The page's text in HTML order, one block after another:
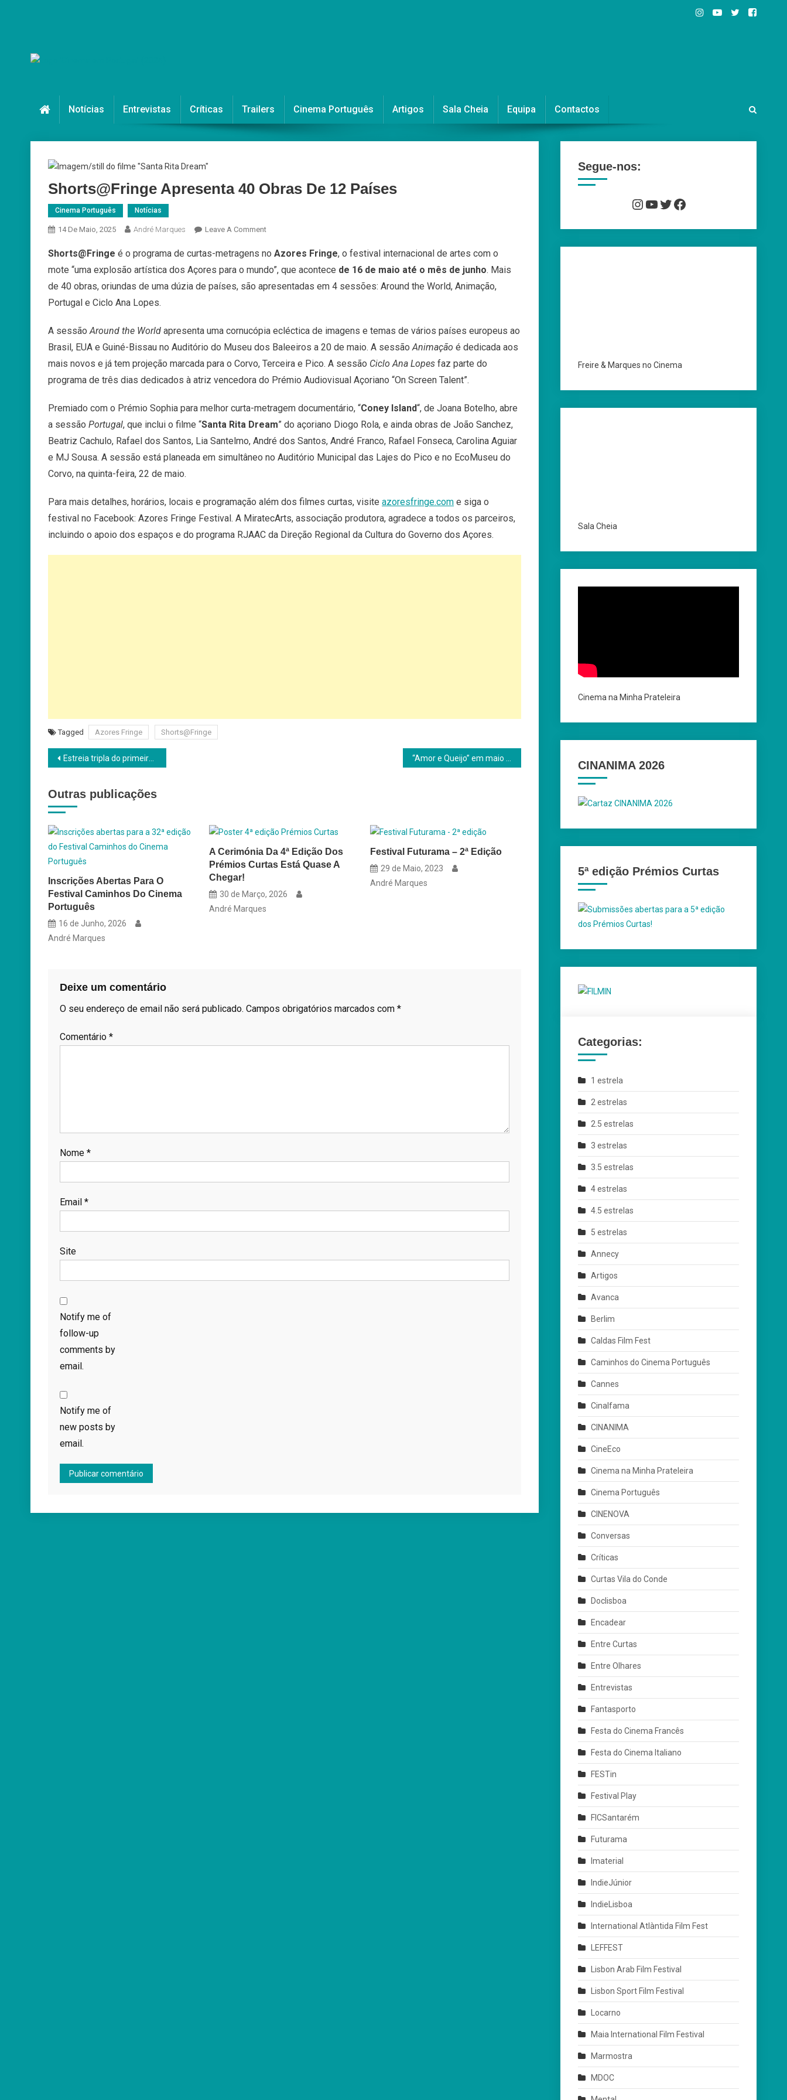
Notícias Entrevistas Críticas Trailers Cinema Português Artigos Sala Cheia Equipa Contactos
Shorts@Fringe Apresenta 40 Obras De 12 Países
Cinema Português Notícias
14 De Maio, 2025 André Marques Leave A CommentOn
Apresenta
40
Obras
Shorts@Fringe é o programa de curtas-metragens no Azores Fringe, o festival internacional de artes com o
mote “uma explosão artística dos Açores para o mundo”, que acontece de 16 de maio até o mês de junho. Mais
de 40 obras, oriundas de uma dúzia de países, são apresentadas em 4 sessões: Around the World, Animação,
Portugal e Ciclo Ana Lopes.
A sessão Around the World apresenta uma cornucópia ecléctica de imagens e temas de vários países europeus ao
Brasil, EUA e Guiné-Bissau no Auditório do Museu dos Baleeiros a 20 de maio. A sessão Animação é dedicada aos
mais novos e já tem projeção marcada para o Corvo, Terceira e Pico. A sessão Ciclo Ana Lopes faz parte do
programa de três dias dedicados à atriz vencedora do Prémio Audiovisual Açoriano “On Screen Talent”.
Premiado com o Prémio Sophia para melhor curta-metragem documentário, “Coney Island“, de Joana Botelho, abre
a sessão Portugal, que inclui o filme “Santa Rita Dream” do açoriano Diogo Rola, e ainda obras de João Sanchez,
Beatriz Cachulo, Rafael dos Santos, Lia Santelmo, André dos Santos, André Franco, Rafael Fonseca, Carolina Aguiar
e MJ Sousa. A sessão está planeada em simultâneo no Auditório Municipal das Lajes do Pico e no EcoMuseu do
Corvo, na quinta-feira, 22 de maio.
Para mais detalhes, horários, locais e programação além dos filmes curtas, visite azoresfringe.com e siga o
festival no Facebook: Azores Fringe Festival. A MiratecArts, associação produtora, agradece a todos os parceiros,
incluindo o apoio dos espaços e do programa RJAAC da Direção Regional da Cultura do Governo dos Açores.
Tagged Azores Fringe Shorts@Fringe
Navegação
artigos
Estreia tripla do primeiro filme musical angolano
Outras publicações
Inscrições Abertas Para O
Festival Caminhos Do Cinema
Português
16 de Junho, 2026
André Marques
A Cerimónia Da 4ª Edição Dos
Prémios Curtas Está Quase A
Chegar!
30 de Março, 2026
André Marques
Festival Futurama – 2ª Edição
29 de Maio, 2023
André Marques
Deixe um comentário
O seu endereço de email não será publicado. Campos obrigatórios marcados com *
Comentário *
Nome *
Email *
Site
Notify me of
follow-up
comments by
email.
Notify me of
new posts by
email.
Segue-nos:
Instagram
YouTube
Twitter
Facebook
Freire & Marques no Cinema
Sala Cheia
Cinema na Minha Prateleira
CINANIMA 2026
5ª edição Prémios Curtas
Categorias:
1 estrela
2 estrelas
2.5 estrelas
3 estrelas
3.5 estrelas
4 estrelas
4.5 estrelas
5 estrelas
Annecy
Artigos
Avanca
Berlim
Caldas Film Fest
Caminhos do Cinema Português
Cannes
Cinalfama
CINANIMA
CineEco
Cinema na Minha Prateleira
Cinema Português
CINENOVA
Conversas
Críticas
Curtas Vila do Conde
Doclisboa
Encadear
Entre Curtas
Entre Olhares
Entrevistas
Fantasporto
Festa do Cinema Francês
Festa do Cinema Italiano
FESTin
Festival Play
FICSantarém
Futurama
Imaterial
IndieJúnior
IndieLisboa
International Atlàntida Film Fest
LEFFEST
Lisbon Arab Film Festival
Lisbon Sport Film Festival
Locarno
Maia International Film Festival
Marmostra
MDOC